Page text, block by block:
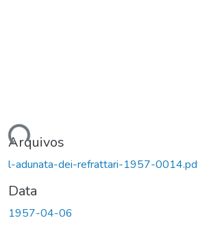
Arquivos
l-adunata-dei-refrattari-1957-
Data
1957-04-06